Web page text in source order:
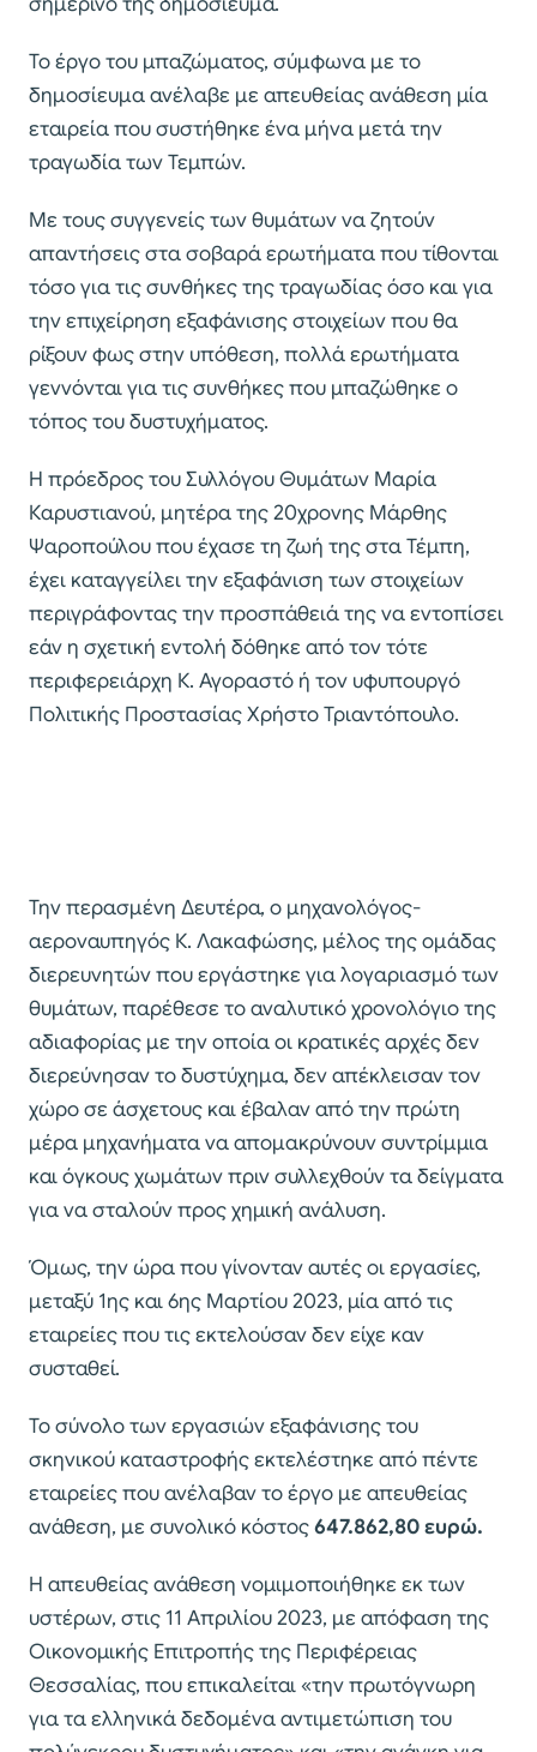
Το έργο του μπαζώματος, σύμφωνα με το
δημοσίευμα ανέλαβε με απευθείας ανάθεση μία
εταιρεία που συστήθηκε ένα μήνα μετά την
τραγωδία των Τεμπών.
Με τους συγγενείς των θυμάτων να ζητούν
απαντήσεις στα σοβαρά ερωτήματα που τίθονται
τόσο για τις συνθήκες της τραγωδίας όσο και για
την επιχείρηση εξαφάνισης στοιχείων που θα
ρίξουν φως στην υπόθεση, πολλά ερωτήματα
γεννόνται για τις συνθήκες που μπαζώθηκε ο
τόπος του δυστυχήματος.
Η πρόεδρος του Συλλόγου Θυμάτων Μαρία
Καρυστιανού, μητέρα της 20χρονης Μάρθης
Ψαροπούλου που έχασε τη ζωή της στα Τέμπη,
έχει καταγγείλει την εξαφάνιση των στοιχείων
περιγράφοντας την προσπάθειά της να εντοπίσει
εάν η σχετική εντολή δόθηκε από τον τότε
περιφερειάρχη Κ. Αγοραστό ή τον υφυπουργό
Πολιτικής Προστασίας Χρήστο Τριαντόπουλο.
Την περασμένη Δευτέρα, ο μηχανολόγος-
αεροναυπηγός Κ. Λακαφώσης, μέλος της ομάδας
διερευνητών που εργάστηκε για λογαριασμό των
θυμάτων, παρέθεσε το αναλυτικό χρονολόγιο της
αδιαφορίας με την οποία οι κρατικές αρχές δεν
διερεύνησαν το δυστύχημα, δεν απέκλεισαν τον
χώρο σε άσχετους και έβαλαν από την πρώτη
μέρα μηχανήματα να απομακρύνουν συντρίμμια
και όγκους χωμάτων πριν συλλεχθούν τα δείγματα
για να σταλούν προς χημική ανάλυση.
Όμως, την ώρα που γίνονταν αυτές οι εργασίες,
μεταξύ 1ης και 6ης Μαρτίου 2023, μία από τις
εταιρείες που τις εκτελούσαν δεν είχε καν
συσταθεί.
Το σύνολο των εργασιών εξαφάνισης του
σκηνικού καταστροφής εκτελέστηκε από πέντε
εταιρείες που ανέλαβαν το έργο με απευθείας
ανάθεση, με συνολικό κόστος647.862,80 ευρώ.
Η απευθείας ανάθεση νομιμοποιήθηκε εκ των
υστέρων, στις 11 Απριλίου 2023, με απόφαση της
Οικονομικής Επιτροπής της Περιφέρειας
Θεσσαλίας, που επικαλείται «την πρωτόγνωρη
για τα ελληνικά δεδομένα αντιμετώπιση του